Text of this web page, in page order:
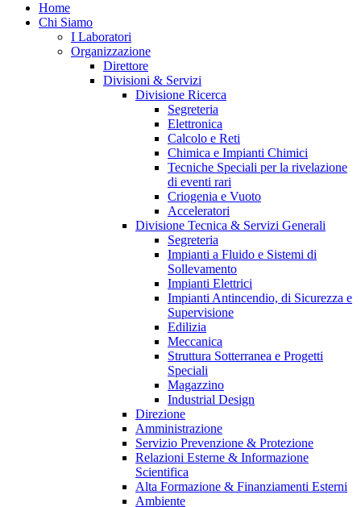
Home
Chi Siamo
I Laboratori
Organizzazione
Direttore
Divisioni & Servizi
Divisione Ricerca
Segreteria
Elettronica
Calcolo e Reti
Chimica e Impianti Chimici
Tecniche Speciali per la rivelazione
di eventi rari
Criogenia e Vuoto
Acceleratori
Divisione Tecnica & Servizi Generali
Segreteria
Impianti a Fluido e Sistemi di
Sollevamento
Impianti Elettrici
Impianti Antincendio, di Sicurezza e
Supervisione
Edilizia
Meccanica
Struttura Sotterranea e Progetti
Speciali
Magazzino
Industrial Design
Direzione
Amministrazione
Servizio Prevenzione & Protezione
Relazioni Esterne & Informazione
Scientifica
Alta Formazione & Finanziamenti Esterni
Ambiente